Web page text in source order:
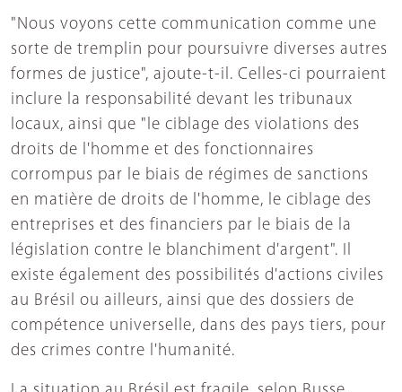
"Nous voyons cette communication comme une
sorte de tremplin pour poursuivre diverses autres
formes de justice", ajoute-t-il. Celles-ci pourraient
inclure la responsabilité devant les tribunaux
locaux, ainsi que "le ciblage des violations des
droits de l'homme et des fonctionnaires
corrompus par le biais de régimes de sanctions
en matière de droits de l'homme, le ciblage des
entreprises et des financiers par le biais de la
législation contre le blanchiment d'argent". Il
existe également des possibilités d'actions civiles
au Brésil ou ailleurs, ainsi que des dossiers de
compétence universelle, dans des pays tiers, pour
des crimes contre l'humanité.